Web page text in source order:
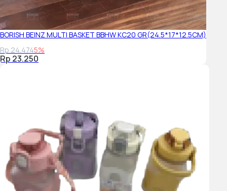
BORISH BEINZ MULTI BASKET BBHW KC20 GR(24.5*17*12.5CM)
Rp 24.4745%
Rp 23.250